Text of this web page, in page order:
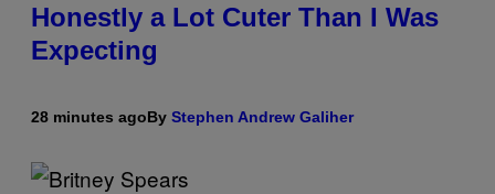
Honestly a Lot Cuter Than I Was
Expecting
28 minutes agoBy Stephen Andrew Galiher